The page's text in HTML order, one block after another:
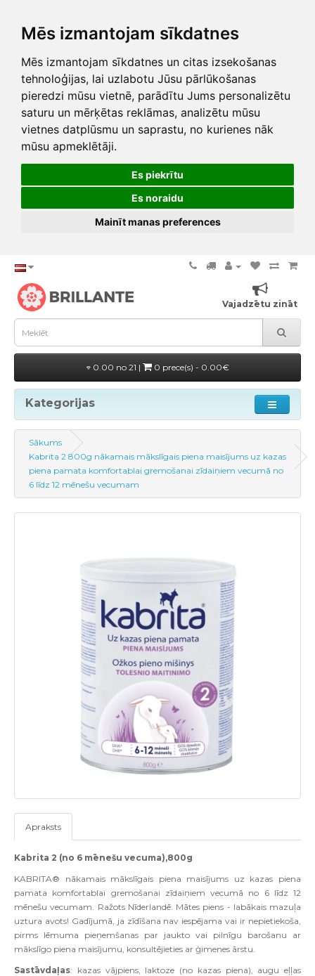
Mēs izmantojam sīkdatnes
Mēs izmantojam sīkdatnes un citas izsekošanas
tehnoloģijas, lai uzlabotu Jūsu pārlūkošanas
pieredzi mūsu vietnē, parādītu Jums personalizētu
saturu un mērķētas reklāmas, analizētu mūsu
vietnes datplūsmu un saprastu, no kurienes nāk
mūsu apmeklētāji.
Es piekrītu
Es noraidu
Mainīt manas preferences
Vajadzētu zināt
0.00 no 21 | 0 prece(s) - 0.00€
Kategorijas
Sākums
Kabrita 2 800g nākamais mākslīgais piena maisījums uz kazas
piena pamata komfortablai gremošanai zīdaiņiem vecumā no
6 līdz 12 mēnešu vecumam
Apraksts
Kabrita 2 (no 6 mēnešu vecuma),800g
KABRITA® nākamais mākslīgais piena maisījums uz kazas piena
pamata komfortablai gremošanai zīdaiņiem vecumā no 6 līdz 12
mēnešu vecumam. Ražots Nīderlandē. Mātes piens - labākais mazuļa
uztura avots! Gadījumā, ja zīdīšana nav iespējama vai ir nepietiekoša,
pirms lēmuma pieņemšanas par jaukto vai pilnīgu barošanu ar
mākslīgo piena maisījumu, konsultējieties ar ģimenes ārstu.
Sastāvdaļas: kazas vājpiens, laktoze (no kazas piena), augu eļļas